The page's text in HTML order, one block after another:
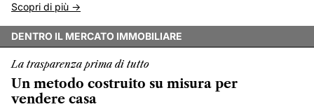
Scopri di più ->
DENTRO IL MERCATO IMMOBILIARE
La trasparenza prima di tutto
Un metodo costruito su misura per
vendere casa